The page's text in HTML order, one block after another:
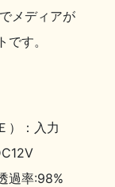
メディアが
す。
）：入力
過率:98%